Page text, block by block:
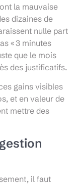
la mauvaise
dizaines de
nulle part
« 3 minutes
que le mois
des justificatifs.
gains visibles
et en valeur de
mettre des
il faut